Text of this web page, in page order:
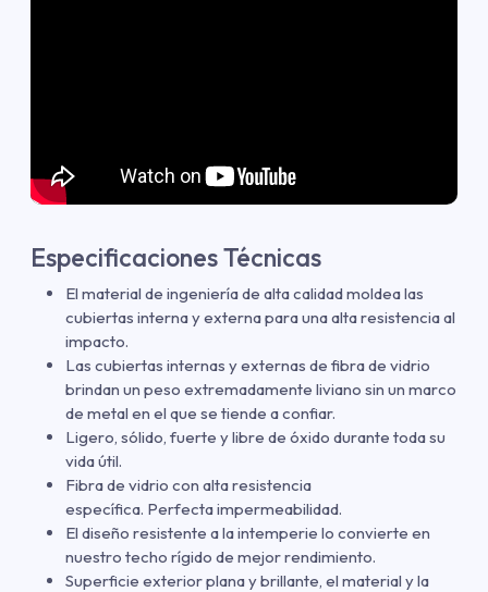
Especificaciones Técnicas
El material de ingeniería de alta calidad moldea las
cubiertas interna y externa para una alta resistencia al
impacto.
Las cubiertas internas y externas de fibra de vidrio
brindan un peso extremadamente liviano sin un marco
de metal en el que se tiende a confiar.
Ligero, sólido, fuerte y libre de óxido durante toda su
vida útil.
Fibra de vidrio con alta resistencia
específica. Perfecta impermeabilidad.
El diseño resistente a la intemperie lo convierte en
nuestro techo rígido de mejor rendimiento.
Superficie exterior plana y brillante, el material y la